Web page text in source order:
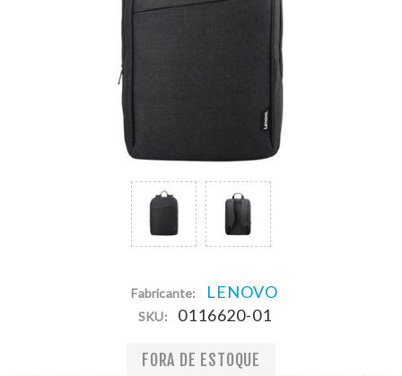
Fabricante: LENOVO
SKU: 0116620-01
FORA DE ESTOQUE